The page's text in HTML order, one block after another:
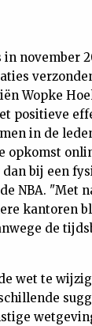
november
Wopke
positieve
in de
opkomst
bij een
NBA. "Met
kantoren
de
wet te